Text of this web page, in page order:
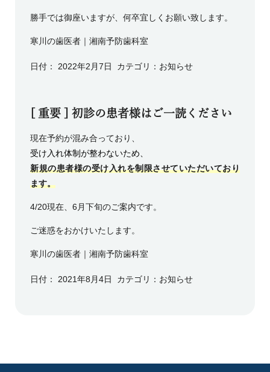
勝手では御座いますが、何卒宜しくお願い致します。
寒川の歯医者｜湘南予防歯科室
日付： 2022年2月7日 カテゴリ： お知らせ
[ 重要 ] 初診の患者様はご一読ください
現在予約が混み合っており、
受け入れ体制が整わないため、
新規の患者様の受け入れを制限させていただいており
ます。
4/20現在、6月下旬のご案内です。
ご迷惑をおかけいたします。
寒川の歯医者｜湘南予防歯科室
日付： 2021年8月4日 カテゴリ： お知らせ